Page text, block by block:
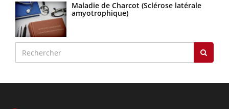
Maladie de Charcot (Sclérose latérale
amyotrophique)